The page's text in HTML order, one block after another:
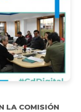
LA COMISIÓN